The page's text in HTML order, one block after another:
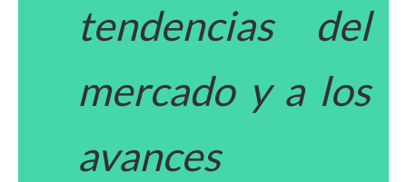
tendencias del
mercado y a los
avances